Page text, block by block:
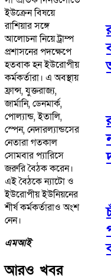
ইউক্রেন বিষয়ে
রাশিয়ার সঙ্গে
আলোচনা নিয়ে ট্রাম্প
প্রশাসনের পদক্ষেপে
হতবাক হন ইউরোপীয়
কর্মকর্তারা। এ অবস্থায়
ফ্রান্স, যুক্তরাজ্য,
জার্মানি, ডেনমার্ক,
পোল্যান্ড, ইতালি,
স্পেন, নেদারল্যান্ডসের
নেতারা গতকাল
সোমবার প্যারিসে
জরুরি বৈঠক করেন।
এই বৈঠকে ন্যাটো ও
ইউরোপীয় ইউনিয়নের
শীর্ষ কর্মকর্তারাও অংশ
নেন।
এমআই
আরও খবর